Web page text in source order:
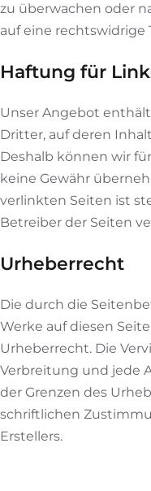
zu überwachen oder
auf eine rechtswidrige
Haftung für
Unser Angebot
Dritter, auf deren
Deshalb können wir
keine Gewähr
verlinkten Seiten ist
Betreiber der Seiten
Urheberrecht
Die durch die
Werke auf diesen
Urheberrecht. Die
Verbreitung und jede
der Grenzen des
schriftlichen
Erstellers.